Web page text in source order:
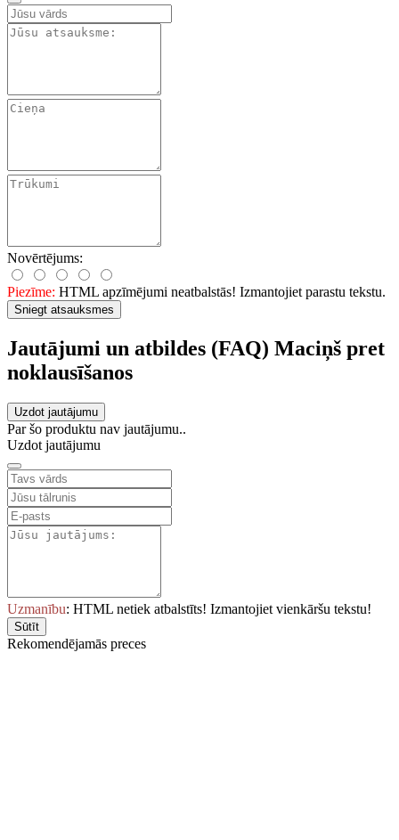
Novērtējums:
Piezīme: HTML apzīmējumi neatbalstās! Izmantojiet parastu tekstu.
Sniegt atsauksmes
Jautājumi un atbildes (FAQ) Maciņš pret
noklausīšanos
Uzdot jautājumu
Par šo produktu nav jautājumu..
Uzdot jautājumu
Uzmanību: HTML netiek atbalstīts! Izmantojiet vienkāršu tekstu!
Sūtīt
Rekomendējamās preces